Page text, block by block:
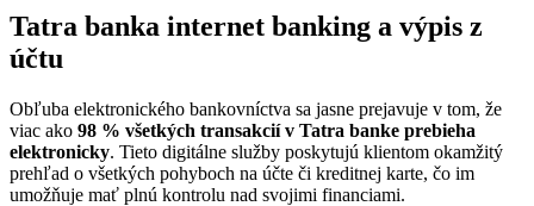
Tatra banka internet banking a výpis z
účtu
Obľuba elektronického bankovníctva sa jasne prejavuje v tom, že
viac ako 98 % všetkých transakcií v Tatra banke prebieha
elektronicky. Tieto digitálne služby poskytujú klientom okamžitý
prehľad o všetkých pohyboch na účte či kreditnej karte, čo im
umožňuje mať plnú kontrolu nad svojimi financiami.